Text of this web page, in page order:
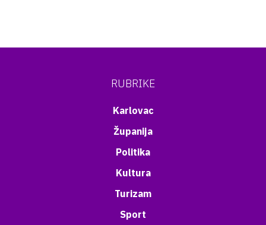
RUBRIKE
Karlovac
Županija
Politika
Kultura
Turizam
Sport